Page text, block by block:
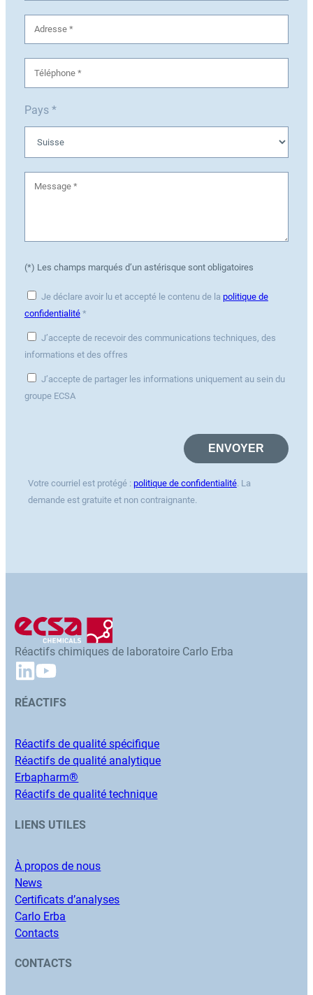
Pays *
(*) Les champs marqués d’un astérisque sont obligatoires
Je déclare avoir lu et accepté le contenu de la politique de
confidentialité*
J’accepte de recevoir des communications techniques, des
informations et des offres
J’accepte de partager les informations uniquement au sein du
groupe ECSA
Votre courriel est protégé : politique de confidentialité. La
demande est gratuite et non contraignante.
Réactifs chimiques de laboratoire Carlo Erba
RÉACTIFS
Réactifs de qualité spécifique
Réactifs de qualité analytique
Erbapharm®
Réactifs de qualité technique
LIENS UTILES
À propos de nous
News
Certificats d’analyses
Carlo Erba
Contacts
CONTACTS